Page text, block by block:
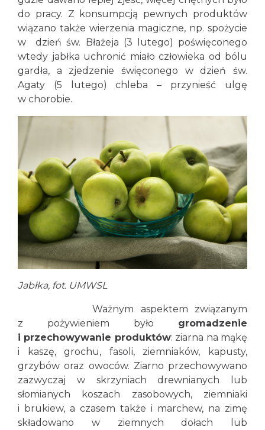
do pracy. Z konsumpcją pewnych produktów
wiązano także wierzenia magiczne, np. spożycie
w dzień św. Błażeja (3 lutego) poświęconego
wtedy jabłka uchronić miało człowieka od bólu
gardła, a zjedzenie święconego w dzień św.
Agaty (5 lutego) chleba – przynieść ulgę
w chorobie.
Jabłka, fot. UMWSL
Ważnym aspektem związanym
z pożywieniem było gromadzenie
i przechowywanie produktów: ziarna na mąkę
i kaszę, grochu, fasoli, ziemniaków, kapusty,
grzybów oraz owoców. Ziarno przechowywano
zazwyczaj w skrzyniach drewnianych lub
słomianych koszach zasobowych, ziemniaki
i brukiew, a czasem także i marchew, na zimę
składowano w ziemnych dołach lub